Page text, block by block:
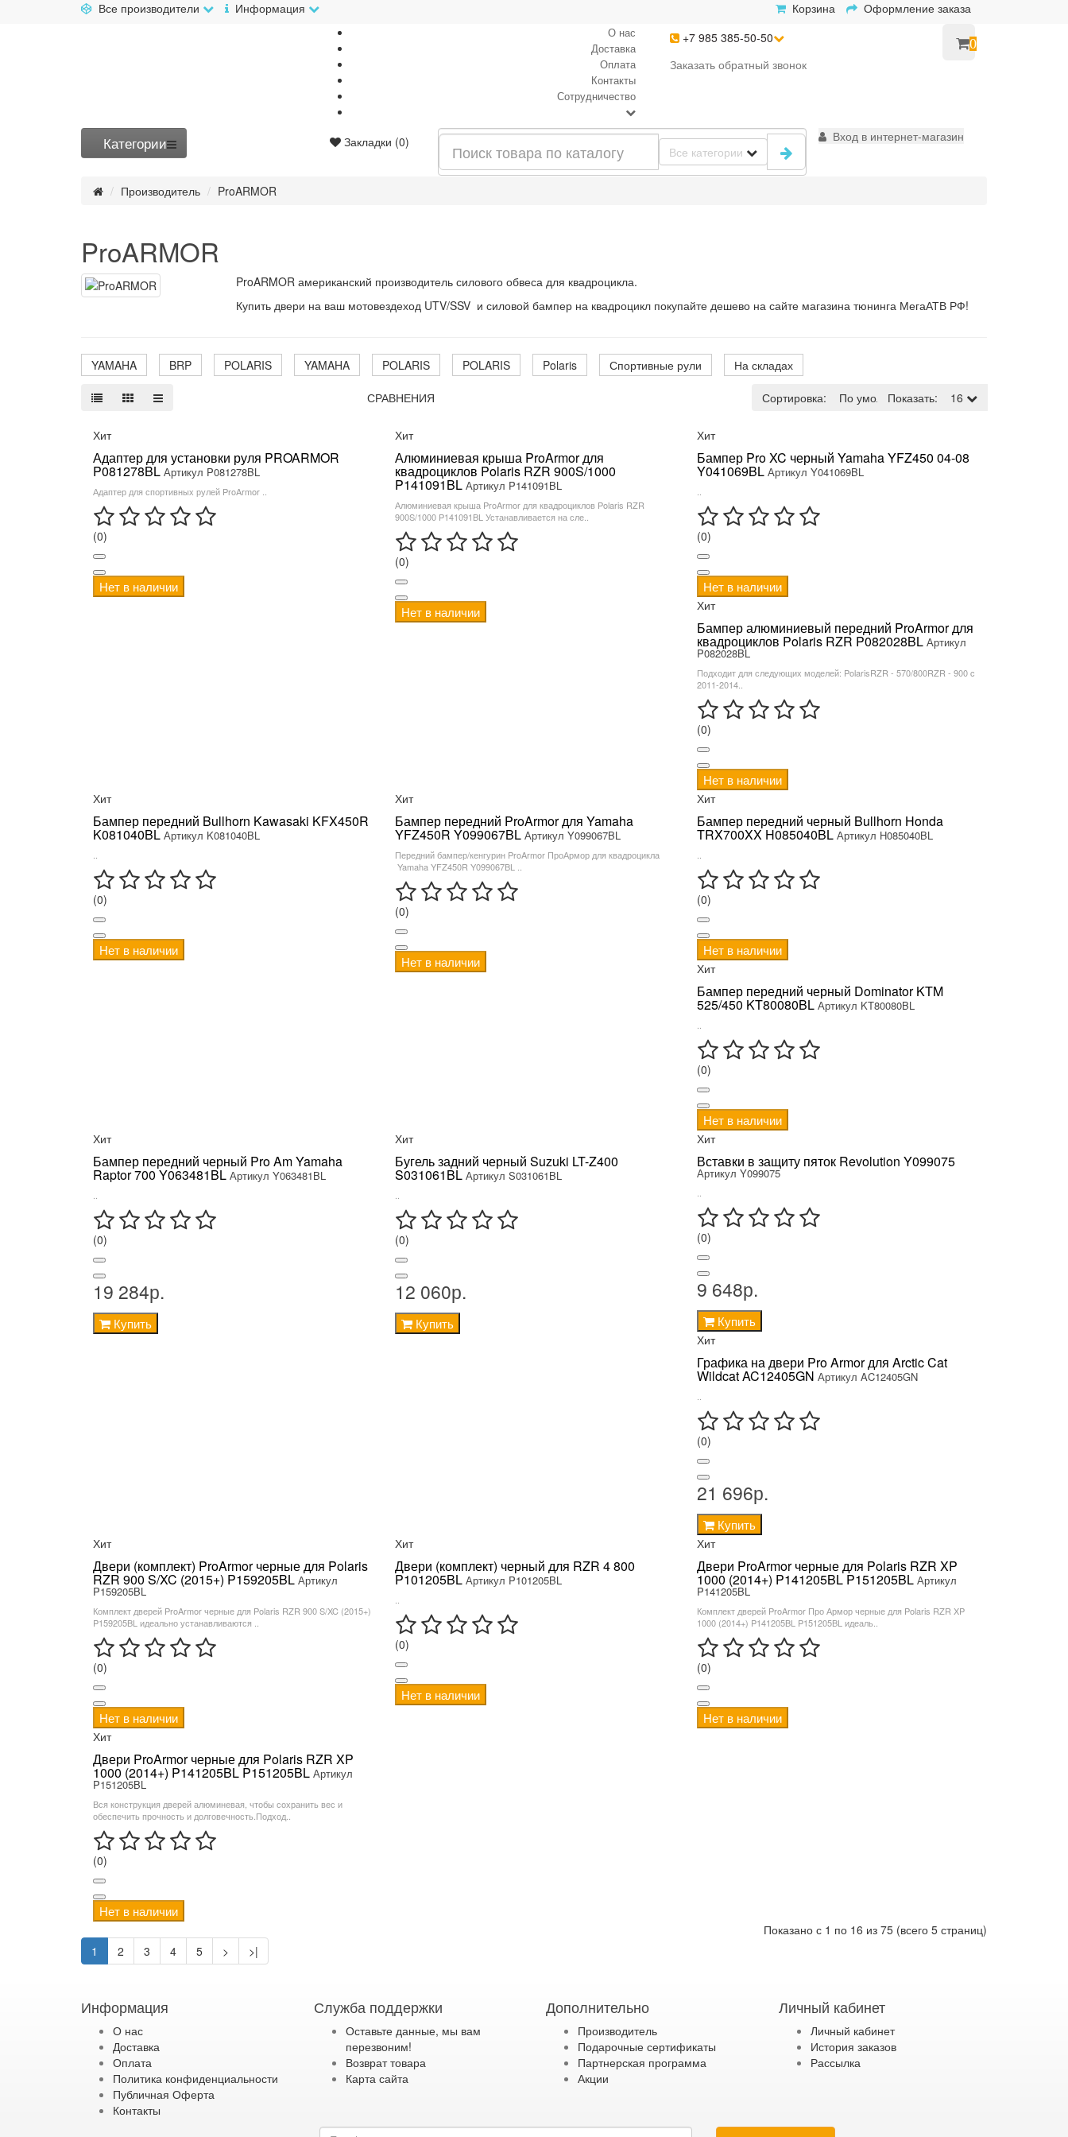
Корзина Оформление заказа
Все производители Информация
О нас
Доставка
Оплата
Контакты
Сотрудничество
+7 985 385-50-50
Заказать обратный звонок
0
Категории Закладки (0)
Все категории
Вход в интернет-магазин
Производитель ProARMOR
ProARMOR
ProARMOR американский производитель силового обвеса для квадроцикла.
Купить двери на ваш мотовездеход UTV/SSV и силовой бампер на квадроцикл покупайте дешево на сайте магазина тюнинга МегаАТВ РФ!
YAMAHA BRP POLARIS YAMAHA POLARIS POLARIS Polaris Спортивные рули На складах
СРАВНЕНИЯ Показать: 16
Сортировка: По умолчанию
Хит
Адаптер для установки руля PROARMOR
P081278BL Артикул P081278BL
Адаптер для спортивных рулей ProArmor ..
(0)
Нет в наличии
Хит
Алюминиевая крыша ProArmor для
квадроциклов Polaris RZR 900S/1000
P141091BL Артикул P141091BL
Алюминиевая крыша ProArmor для квадроциклов Polaris RZR
900S/1000 P141091BL Устанавливается на сле..
(0)
Нет в наличии
Хит
Бампер Pro XC черный Yamaha YFZ450 04-08
Y041069BL Артикул Y041069BL
(0)
Нет в наличии
Хит
Бампер алюминиевый передний ProArmor для
квадроциклов Polaris RZR P082028BL Артикул
P082028BL
Подходит для следующих моделей: PolarisRZR - 570/800RZR - 900 c
2011-2014..
(0)
Нет в наличии
Хит
Бампер передний Bullhorn Kawasaki KFX450R
K081040BL Артикул K081040BL
(0)
Нет в наличии
Хит
Бампер передний ProArmor для Yamaha
YFZ450R Y099067BL Артикул Y099067BL
Передний бампер/кенгурин ProArmor ПроАрмор для квадроцикла
Yamaha YFZ450R Y099067BL ..
(0)
Нет в наличии
Хит
Бампер передний черный Bullhorn Honda
TRX700XX H085040BL Артикул H085040BL
(0)
Нет в наличии
Хит
Бампер передний черный Dominator KTM
525/450 KT80080BL Артикул KT80080BL
(0)
Нет в наличии
Хит
Бампер передний черный Pro Am Yamaha
Raptor 700 Y063481BL Артикул Y063481BL
(0)
19 284р.
Купить
Хит
Бугель задний черный Suzuki LT-Z400
S031061BL Артикул S031061BL
(0)
12 060р.
Купить
Хит
Вставки в защиту пяток Revolution Y099075
Артикул Y099075
(0)
9 648р.
Купить
Хит
Графика на двери Pro Armor для Arctic Cat
Wildcat AC12405GN Артикул AC12405GN
(0)
21 696р.
Купить
Хит
Двери (комплект) ProArmor черные для Polaris
RZR 900 S/XC (2015+) P159205BL Артикул
P159205BL
Комплект дверей ProArmor черные для Polaris RZR 900 S/XC (2015+)
P159205BL идеально устанавливаются ..
(0)
Нет в наличии
Хит
Двери (комплект) черный для RZR 4 800
P101205BL Артикул P101205BL
(0)
Нет в наличии
Хит
Двери ProArmor черные для Polaris RZR XP
1000 (2014+) P141205BL P151205BL Артикул
P141205BL
Комплект дверей ProArmor Про Армор черные для Polaris RZR XP
1000 (2014+) P141205BL P151205BL идеаль..
(0)
Нет в наличии
Хит
Двери ProArmor черные для Polaris RZR XP
1000 (2014+) P141205BL P151205BL Артикул
P151205BL
Вся конструкция дверей алюминевая, чтобы сохранить вес и
обеспечить прочность и долговечность.Подход..
(0)
Нет в наличии
1 2 3 4 5 > >|
Показано с 1 по 16 из 75 (всего 5 страниц)
Информация
О нас
Доставка
Оплата
Политика конфиденциальности
Публичная Оферта
Контакты
Служба поддержки
Оставьте данные, мы вам
перезвоним!
Возврат товара
Карта сайта
Дополнительно
Производитель
Подарочные сертификаты
Партнерская программа
Акции
Личный кабинет
Личный кабинет
История заказов
Рассылка